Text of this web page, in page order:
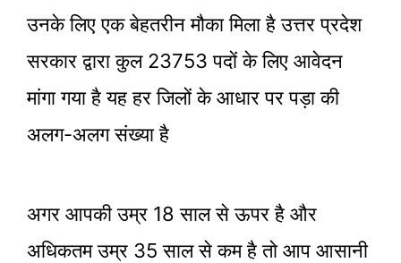
उनके लिए एक बेहतरीन मौका मिला है उत्तर प्रदेश
सरकार द्वारा कुल 23753 पदों के लिए आवेदन
मांगा गया है यह हर जिलों के आधार पर पड़ा की
अलग-अलग संख्या है
अगर आपकी उम्र 18 साल से ऊपर है और
अधिकतम उम्र 35 साल से कम है तो आप आसानी